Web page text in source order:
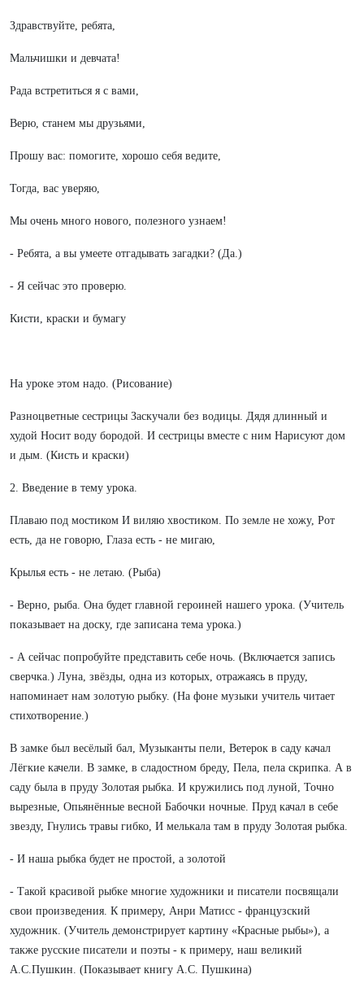
Здравствуйте, ребята,
Мальчишки и девчата!
Рада встретиться я с вами,
Верю, станем мы друзьями,
Прошу вас: помогите, хорошо себя ведите,
Тогда, вас уверяю,
Мы очень много нового, полезного узнаем!
- Ребята, а вы умеете отгадывать загадки? (Да.)
- Я сейчас это проверю.
Кисти, краски и бумагу
На уроке этом надо. (Рисование)
Разноцветные сестрицы Заскучали без водицы. Дядя длинный и
худой Носит воду бородой. И сестрицы вместе с ним Нарисуют дом
и дым. (Кисть и краски)
2. Введение в тему урока.
Плаваю под мостиком И виляю хвостиком. По земле не хожу, Рот
есть, да не говорю, Глаза есть - не мигаю,
Крылья есть - не летаю. (Рыба)
- Верно, рыба. Она будет главной героиней нашего урока. (Учитель
показывает на доску, где записана тема урока.)
- А сейчас попробуйте представить себе ночь. (Включается запись
сверчка.) Луна, звёзды, одна из которых, отражаясь в пруду,
напоминает нам золотую рыбку. (На фоне музыки учитель читает
стихотворение.)
В замке был весёлый бал, Музыканты пели, Ветерок в саду качал
Лёгкие качели. В замке, в сладостном бреду, Пела, пела скрипка. А в
саду была в пруду Золотая рыбка. И кружились под луной, Точно
вырезные, Опьянённые весной Бабочки ночные. Пруд качал в себе
звезду, Гнулись травы гибко, И мелькала там в пруду Золотая рыбка.
- И наша рыбка будет не простой, а золотой
- Такой красивой рыбке многие художники и писатели посвящали
свои произведения. К примеру, Анри Матисс - французский
художник. (Учитель демонстрирует картину «Красные рыбы»), а
также русские писатели и поэты - к примеру, наш великий
А.С.Пушкин. (Показывает книгу А.С. Пушкина)